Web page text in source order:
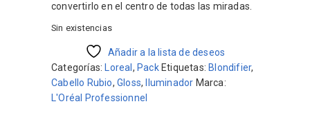
convertirlo en el centro de todas las miradas.
Sin existencias
Añadir a la lista de deseos
Categorías:
Loreal , Pack Etiquetas: Blondifier,
Cabello Rubio,Gloss, Iluminador Marca:
L'Oréal Professionnel